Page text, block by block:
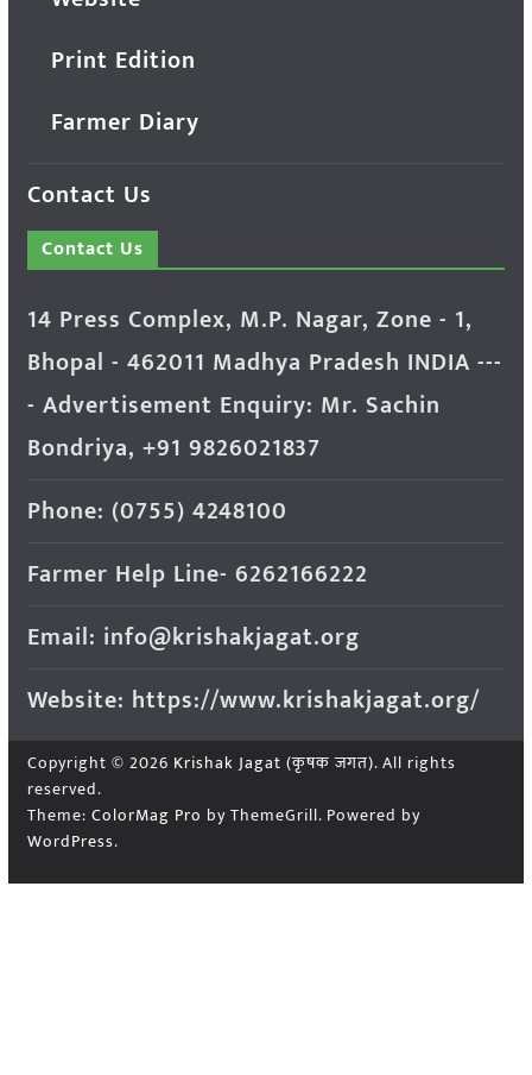
Print Edition
Farmer Diary
Contact Us
Contact Us
14 Press Complex, M.P. Nagar, Zone - 1,
Bhopal - 462011 Madhya Pradesh INDIA ---
- Advertisement Enquiry: Mr. Sachin
Bondriya, +91 9826021837
Phone: (0755) 4248100
Farmer Help Line- 6262166222
Email: info@krishakjagat.org
Website: https://www.krishakjagat.org/
Copyright © 2026 Krishak Jagat (कृषक जगत). All rights
reserved.
Theme: ColorMag Pro by ThemeGrill. Powered by
WordPress.